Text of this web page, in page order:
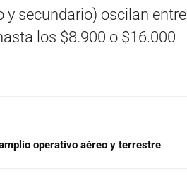
y secundario) oscilan entre
los $8.900 o $16.000
operativo aéreo y terrestre